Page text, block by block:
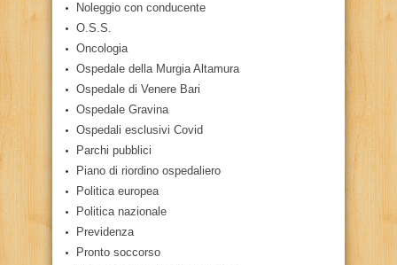
Noleggio con conducente
O.S.S.
Oncologia
Ospedale della Murgia Altamura
Ospedale di Venere Bari
Ospedale Gravina
Ospedali esclusivi Covid
Parchi pubblici
Piano di riordino ospedaliero
Politica europea
Politica nazionale
Previdenza
Pronto soccorso